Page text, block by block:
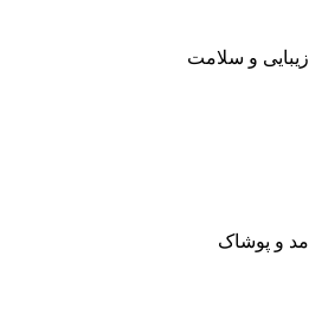
زیبایی و سلامت
مد و پوشاک